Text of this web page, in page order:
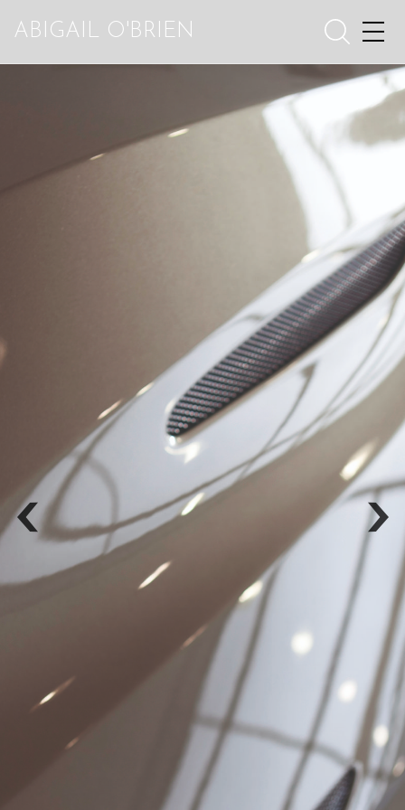
ABIGAIL O'BRIEN